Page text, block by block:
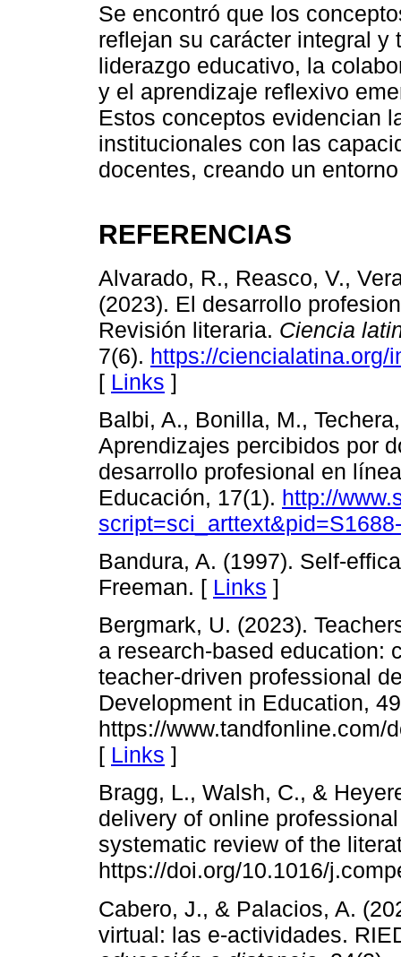
Se encontró que los
reflejan su carácter integral y
liderazgo educativo, la
y el aprendizaje reflexivo
Estos conceptos evidencian
institucionales con las
docentes, creando un
REFERENCIAS
Alvarado, R., Reasco, V.,
(2023). El desarrollo
Revisión literaria. Ciencia
7(6). https://ciencialatina.org/
[ Links ]
Balbi, A., Bonilla, M.,
Aprendizajes percibidos por
desarrollo profesional en
Educación, 17(1). http://
Bandura, A. (1997). Self-
Freeman. [ Links ]
Bergmark, U. (2023).
a research-based education:
teacher-driven professional
Development in Education,
https://www.tandfonline.com/
[ Links ]
Bragg, L., Walsh, C., &
delivery of online
systematic review of the
https://doi.org/10.1016/
Cabero, J., & Palacios, A.
virtual: las e-actividades.